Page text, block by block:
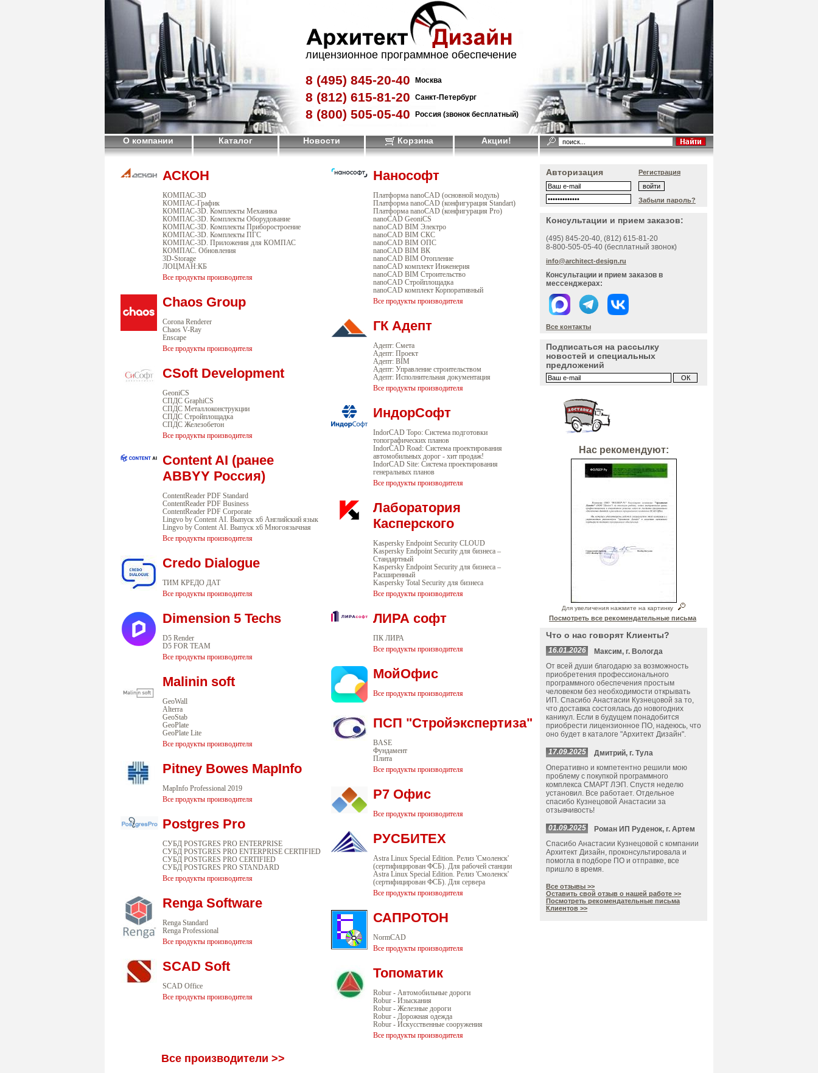
лицензионное программное обеспечение
8 (495) 845-20-40 Москва
8 (812) 615-81-20 Санкт-Петербург
8 (800) 505-05-40 Россия (звонок бесплатный)
О компании Каталог Новости Корзина Акции!
АСКОН
КОМПАС-3D
КОМПАС-График
КОМПАС-3D. Комплекты Механика
КОМПАС-3D. Комплекты Оборудование
КОМПАС-3D. Комплекты Приборостроение
КОМПАС-3D. Комплекты ПГС
КОМПАС-3D. Приложения для КОМПАС
КОМПАС. Обновления
3D-Storage
ЛОЦМАН:КБ
Все продукты производителя
Chaos Group
Corona Renderer
Chaos V-Ray
Enscape
Все продукты производителя
CSoft Development
GeoniCS
СПДС GraphiCS
СПДС Металлоконструкции
СПДС Стройплощадка
СПДС Железобетон
Все продукты производителя
Content AI (ранее
ABBYY Россия)
ContentReader PDF Standard
ContentReader PDF Business
ContentReader PDF Corporate
Lingvo by Content AI. Выпуск x6 Английский язык
Lingvo by Content AI. Выпуск x6 Многоязычная
Все продукты производителя
Credo Dialogue
ТИМ КРЕДО ДАТ
Все продукты производителя
Dimension 5 Techs
D5 Render
D5 FOR TEAM
Все продукты производителя
Malinin soft
GeoWall
Alterra
GeoStab
GeoPlate
GeoPlate Lite
Все продукты производителя
Pitney Bowes MapInfo
MapInfo Professional 2019
Все продукты производителя
Postgres Pro
СУБД POSTGRES PRO ENTERPRISE
СУБД POSTGRES PRO ENTERPRISE CERTIFIED
СУБД POSTGRES PRO CERTIFIED
СУБД POSTGRES PRO STANDARD
Все продукты производителя
Renga Software
Renga Standard
Renga Professional
Все продукты производителя
SCAD Soft
SCAD Office
Все продукты производителя
Нанософт
Платформа nanoCAD (основной модуль)
Платформа nanoCAD (конфигурация Standart)
Платформа nanoCAD (конфигурация Pro)
nanoCAD GeoniCS
nanoCAD BIM Электро
nanoCAD BIM СКС
nanoCAD BIM ОПС
nanoCAD BIM ВК
nanoCAD BIM Отопление
nanoCAD комплект Инженерия
nanoCAD BIM Строительство
nanoCAD Стройплощадка
nanoCAD комплект Корпоративный
Все продукты производителя
ГК Адепт
Адепт: Смета
Адепт: Проект
Адепт: BIM
Адепт: Управление строительством
Адепт: Исполнительная документация
Все продукты производителя
ИндорСофт
IndorCAD Topo: Система подготовки
топографических планов
IndorCAD Road: Система проектирования
автомобильных дорог - хит продаж!
IndorCAD Site: Система проектирования
генеральных планов
Все продукты производителя
Лаборатория
Касперского
Kaspersky Endpoint Security CLOUD
Kaspersky Endpoint Security для бизнеса –
Стандартный
Kaspersky Endpoint Security для бизнеса –
Расширенный
Kaspersky Total Security для бизнеса
Все продукты производителя
ЛИРА софт
ПК ЛИРА
Все продукты производителя
МойОфис
Все продукты производителя
ПСП "Стройэкспертиза"
BASE
Фундамент
Плита
Все продукты производителя
Р7 Офис
Все продукты производителя
РУСБИТЕХ
Astra Linux Special Edition. Релиз 'Смоленск'
(сертифицирован ФСБ). Для рабочей станции
Astra Linux Special Edition. Релиз 'Смоленск'
(сертифицирован ФСБ). Для сервера
Все продукты производителя
САПРОТОН
NormCAD
Все продукты производителя
Топоматик
Robur - Автомобильные дороги
Robur - Изыскания
Robur - Железные дороги
Robur - Дорожная одежда
Robur - Искусственные сооружения
Все продукты производителя
Все производители >>
Авторизация Регистрация
Забыли пароль?
Консультации и прием заказов:
(495) 845-20-40, (812) 615-81-20
8-800-505-05-40 (бесплатный звонок)
info@architect-design.ru
Консультации и прием заказов в
мессенджерах:
Все контакты
Подписаться на рассылку
новостей и специальных
предложений
Нас рекомендуют:
Для увеличения нажмите на картинку
Посмотреть все рекомендательные письма
Что о нас говорят Клиенты?
16.01.2026
Максим, г. Вологда
От всей души благодарю за возможность
приобретения профессионального
программного обеспечения простым
человеком без необходимости открывать
ИП. Спасибо Анастасии Кузнецовой за то,
что доставка состоялась до новогодних
каникул. Если в будущем понадобится
приобрести лицензионное ПО, надеюсь, что
оно будет в каталоге "Архитект Дизайн".
17.09.2025
Дмитрий, г. Тула
Оперативно и компетентно решили мою
проблему с покупкой программного
комплекса СМАРТ ЛЭП. Спустя неделю
установил. Все работает. Отдельное
спасибо Кузнецовой Анастасии за
отзывчивость!
01.09.2025
Роман ИП Руденок, г. Артем
Спасибо Анастасии Кузнецовой с компании
Архитект Дизайн, проконсультировала и
помогла в подборе ПО и отправке, все
пришло в время.
Все отзывы >>
Оставить свой отзыв о нашей работе >>
Посмотреть рекомендательные письма
Клиентов >>